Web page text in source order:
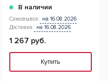
В наличии
Самовывоз: на 16.08.2026
Доставка: на 16.08.2026
1 267 руб.
Купить